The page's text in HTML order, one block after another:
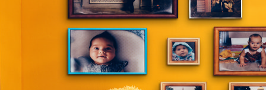
Выберите из списка: